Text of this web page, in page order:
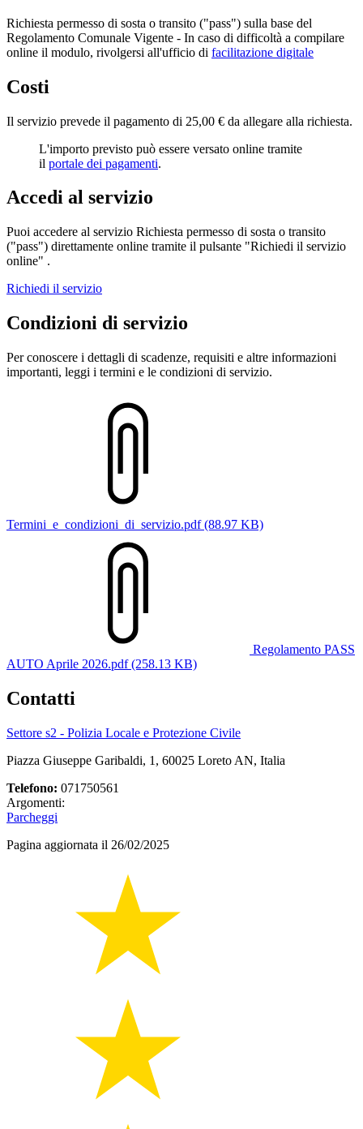
Richiesta permesso di sosta o transito ("pass") sulla base del
Regolamento Comunale Vigente - In caso di difficoltà a compilare
online il modulo, rivolgersi all'ufficio di facilitazione digitale
Costi
Il servizio prevede il pagamento di 25,00 € da allegare alla richiesta.
L'importo previsto può essere versato online tramite
il portale dei pagamenti.
Accedi al servizio
Puoi accedere al servizio Richiesta permesso di sosta o transito
("pass") direttamente online tramite il pulsante "Richiedi il servizio
online" .
Richiedi il servizio
Condizioni di servizio
Per conoscere i dettagli di scadenze, requisiti e altre informazioni
importanti, leggi i termini e le condizioni di servizio.
Termini_e_condizioni_di_servizio.pdf (88.97 KB)
Regolamento PASS
AUTO Aprile 2026.pdf (258.13 KB)
Contatti
Settore s2 - Polizia Locale e Protezione Civile
Piazza Giuseppe Garibaldi, 1, 60025 Loreto AN, Italia
Telefono: 071750561
Argomenti:
Parcheggi
Pagina aggiornata il 26/02/2025